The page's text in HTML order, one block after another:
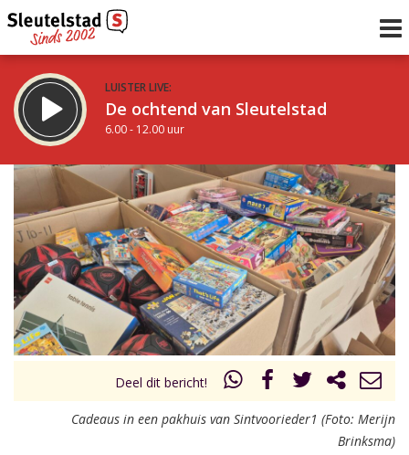
LUISTER LIVE:
De ochtend van Sleutelstad
6.00 - 12.00 uur
STRAKS:
De middag van Sleutelstad
12.00 - 18.00 uur
Vorig uur
uur 1 van 0 Volgend uur
Inklappen
Deel dit bericht!
Cadeaus in een pakhuis van Sintvoorieder1 (Foto: Merijn
Brinksma)